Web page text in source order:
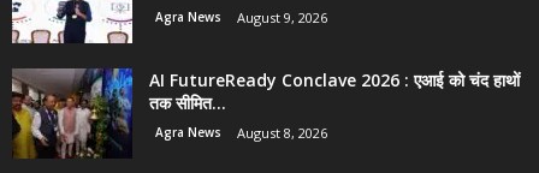
Agra News August 9, 2026
AI FutureReady Conclave 2026 : एआई को चंद हाथों
तक सीमित...
Agra News August 8, 2026